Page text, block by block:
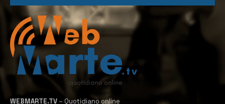
WEBMARTE.TV – Quotidiano online